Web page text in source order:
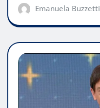
Emanuela Buzzetti